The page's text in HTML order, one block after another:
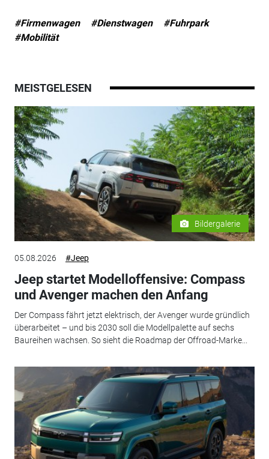
#Firmenwagen #Dienstwagen
#Fuhrpark
#Mobilität
MEISTGELESEN
Bildergalerie
05.08.2026 #Jeep
Jeep startet Modelloffensive: Compass
und Avenger machen den Anfang
Der Compass fährt jetzt elektrisch, der Avenger wurde gründlich
überarbeitet – und bis 2030 soll die Modellpalette auf sechs
Baureihen wachsen. So sieht die Roadmap der Offroad-Marke...